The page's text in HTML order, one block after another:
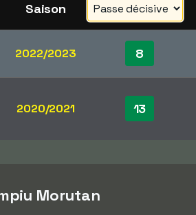
Saison
2022/2023 8
2020/2021 13
Morutan